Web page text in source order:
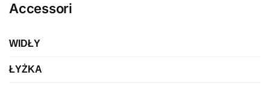
Accessori
WIDŁY
Etykieta
ŁYŻKA